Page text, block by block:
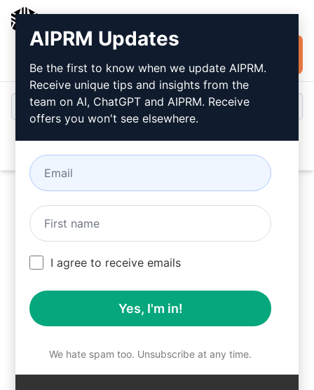
installieren
Probieren Sie dieses
ChatGPT Aufforderung
jetzt aus
Schritt 1: AIPRM kostenlos
herunterladen
AIPRM Updates
Be the first to know when we update AIPRM.
Receive unique tips and insights from the
team on AI, ChatGPT and AIPRM. Receive
offers you won't see elsewhere.
I agree to receive emails
Yes, I'm in!
We hate spam too. Unsubscribe at any time.